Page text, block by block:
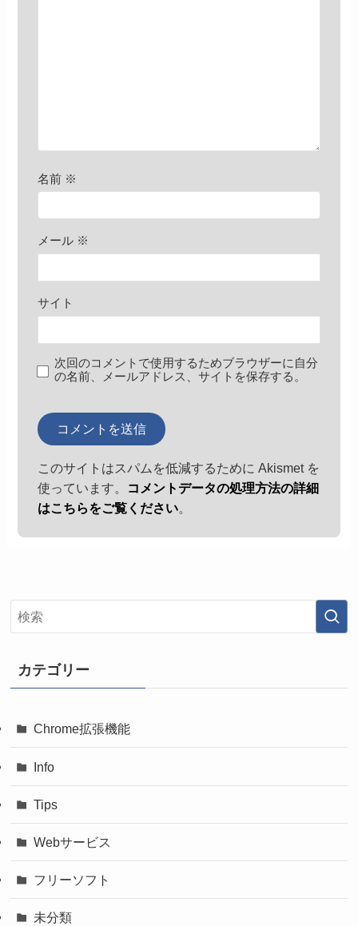
名前 ※
メール ※
サイト
次回のコメントで使用するためブラウザーに自分
の名前、メールアドレス、サイトを保存する。
このサイトはスパムを低減するために Akismet を
使っています。
コメントデータの処理方法の詳細
はこちらをご覧ください。
カテゴリー
Chrome拡張機能
Info
Tips
Webサービス
フリーソフト
未分類